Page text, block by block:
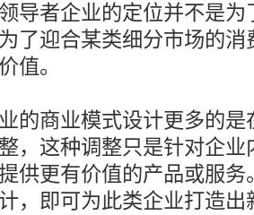
导者企业的定位并不是
了迎合某类细分市场的
值。
的商业模式设计更多的
，这种调整只是针对企
供更有价值的产品或服
，即可为此类企业打造